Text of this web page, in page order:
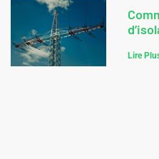
Lire